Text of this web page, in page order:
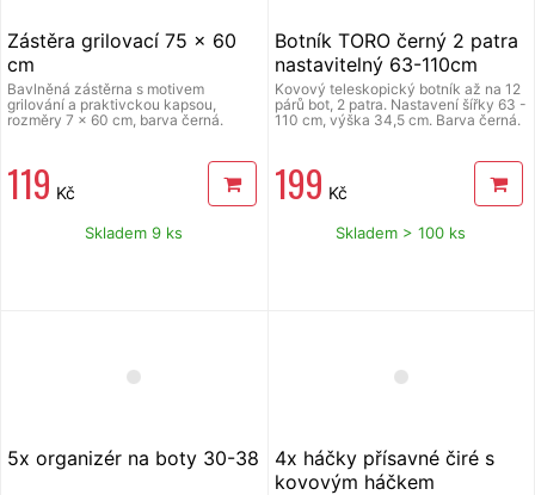
Zástěra grilovací 75 x 60
cm
Bavlněná zástěrna s motivem
grilování a praktivckou kapsou,
rozměry 7 x 60 cm, barva černá.
119 Kč
Skladem 9 ks
Botník TORO černý 2 patra
nastavitelný 63-110cm
Kovový teleskopický botník až na 12
párů bot, 2 patra. Nastavení šířky 63 -
110 cm, výška 34,5 cm. Barva černá.
199 Kč
Skladem > 100 ks
5x organizér na boty 30-38
4x háčky přísavné čiré s
kovovým háčkem